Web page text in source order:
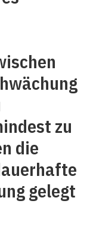
zu
die
gelegt